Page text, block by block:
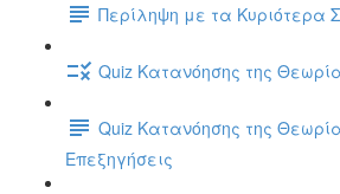
Περίληψη με τα Κυριότερα
Quiz Κατανόησης της
Quiz Κατανόησης της
Επεξηγήσεις